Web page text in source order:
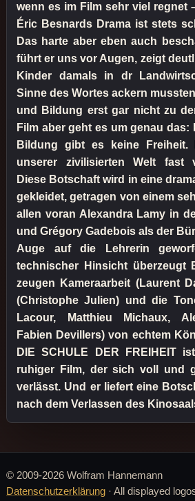
wenn es im Film sehr viel regnet
Éric Besnards Drama ist stets
Das harte aber eben auch
führt er uns vor Augen, zeigt
Kinder damals in dr
Sinne des Wortes ackern
und Bildung erst gar nicht zu
Film aber geht es um genau
Bildung gibt es keine Freiheit.
unserer zivilisierten Welt fast
Diese Botschaft wird in eine
gekleidet, getragen von einem
allen voran Alexandra Lamy in
und Grégory Gadebois als der
Auge auf die Lehrerin
technischer Hinsicht überzeugt
zeugen Kameraarbeit (Laurent
(Christophe Julien) und die
Lacour, Matthieu Michaux,
Fabien Devillers) von echtem
DIE SCHULE DER FREIHEIT
ruhiger Film, der sich voll und
verlässt. Und er liefert eine
nach dem Verlassen des
© 2009-2026 Wolfram Hannemann
Datenschutzerklärung · All displayed